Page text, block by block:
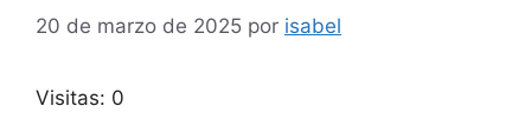
20 de marzo de 2025 por isabel
Visitas: 0